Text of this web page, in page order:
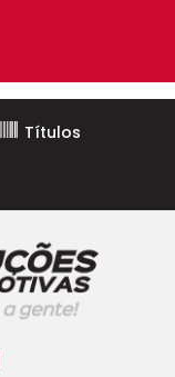
Títulos